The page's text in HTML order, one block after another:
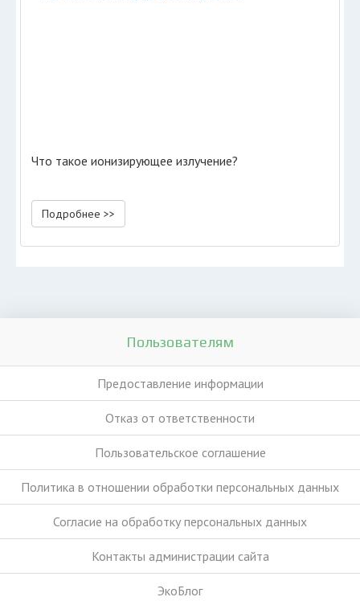
Что такое ионизирующее излучение?
Подробнее >>
Пользователям
Предоставление информации
Отказ от ответственности
Пользовательское соглашение
Политика в отношении обработки персональных данных
Согласие на обработку персональных данных
Контакты администрации сайта
ЭкоБлог